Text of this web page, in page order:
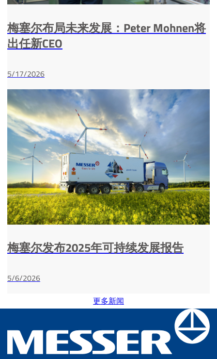
梅塞尔布局未来发展：Peter Mohnen将
出任新CEO
5/17/2026
梅塞尔发布2025年可持续发展报告
5/6/2026
更多新闻